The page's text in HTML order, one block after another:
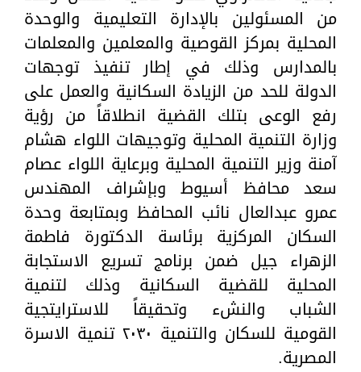
من المسئولين بالإدارة التعليمية والوحدة
المحلية بمركز القوصية والمعلمين والمعلمات
بالمدارس وذلك في إطار تنفيذ توجهات
الدولة للحد من الزيادة السكانية والعمل على
رفع الوعى بتلك القضية انطلاقاً من رؤية
وزارة التنمية المحلية وتوجيهات اللواء هشام
آمنة وزير التنمية المحلية وبرعاية اللواء عصام
سعد محافظ أسيوط وبإشراف المهندس
عمرو عبدالعال نائب المحافظ وبمتابعة وحدة
السكان المركزية برئاسة الدكتورة فاطمة
الزهراء جيل ضمن برنامج تسريع الاستجابة
المحلية للقضية السكانية وذلك لتنمية
الشباب والنشء وتحقيقاً للاسترايتجية
القومية للسكان والتنمية ٢٠٣٠ تنمية الاسرة
المصرية.